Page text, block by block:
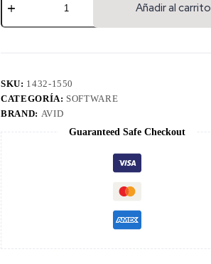
Añadir al carrito
SKU: 1432-1550
CATEGORÍA: SOFTWARE
BRAND: AVID
Guaranteed Safe Checkout